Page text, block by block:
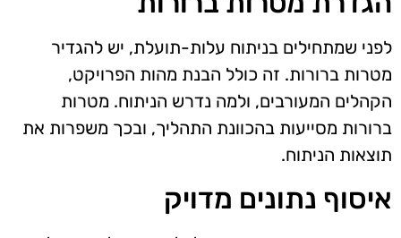
לפני שמתחילים בניתוח עלות-תועלת, יש להגדיר
מטרות ברורות. זה כולל הבנת מהות הפרויקט,
הקהלים המעורבים, ולמה נדרש הניתוח. מטרות
ברורות מסייעות בהכוונת התהליך, ובכך משפרות את
תוצאות הניתוח.
איסוף נתונים מדויק